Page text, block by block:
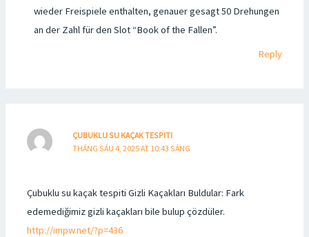
wieder Freispiele enthalten, genauer gesagt 50 Drehungen
an der Zahl für den Slot “Book of the Fallen”.
Reply
ÇUBUKLU SU KAÇAK TESPITI
THÁNG SÁU 4, 2025 AT 10:43 SÁNG
Çubuklu su kaçak tespiti Gizli Kaçakları Buldular: Fark
edemediğimiz gizli kaçakları bile bulup çözdüler.
http://impw.net/?p=436